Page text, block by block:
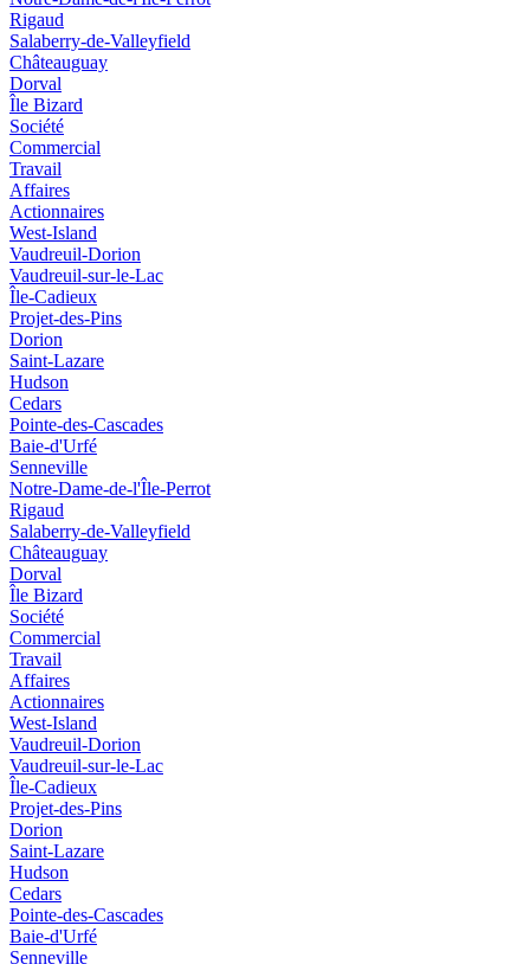
Rigaud
Salaberry-de-Valleyfield
Châteauguay
Dorval
Île Bizard
Société
Commercial
Travail
Affaires
Actionnaires
West-Island
Vaudreuil-Dorion
Vaudreuil-sur-le-Lac
Île-Cadieux
Projet-des-Pins
Dorion
Saint-Lazare
Hudson
Cedars
Pointe-des-Cascades
Baie-d'Urfé
Senneville
Notre-Dame-de-l'Île-Perrot
Rigaud
Salaberry-de-Valleyfield
Châteauguay
Dorval
Île Bizard
Société
Commercial
Travail
Affaires
Actionnaires
West-Island
Vaudreuil-Dorion
Vaudreuil-sur-le-Lac
Île-Cadieux
Projet-des-Pins
Dorion
Saint-Lazare
Hudson
Cedars
Pointe-des-Cascades
Baie-d'Urfé
Senneville